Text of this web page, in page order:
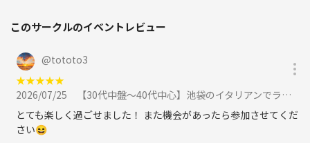
○遅刻・ドタキャン・申込後のキャンセルが多い
◇15分以上の遅刻が複数回ある
◇遅刻時に事前に連絡が無い
◇予約が必要なイベントで、イベント参加受付終了時間以降のキャンセ
◇3回連続でイベント参加申込後のキャンセル
◇連続でなくても、累計のキャンセル回数が多い
このサークルのイベントレビュー
@tototo3
★★★★★
2026/07/25
【30代中盤〜40代中心】池袋のイタリアンでランチ&動物カフェで動物達と触れ合う体験イベントに参加
とても楽しく過ごせました！ また機会があったら参加させてくだ
さい😆